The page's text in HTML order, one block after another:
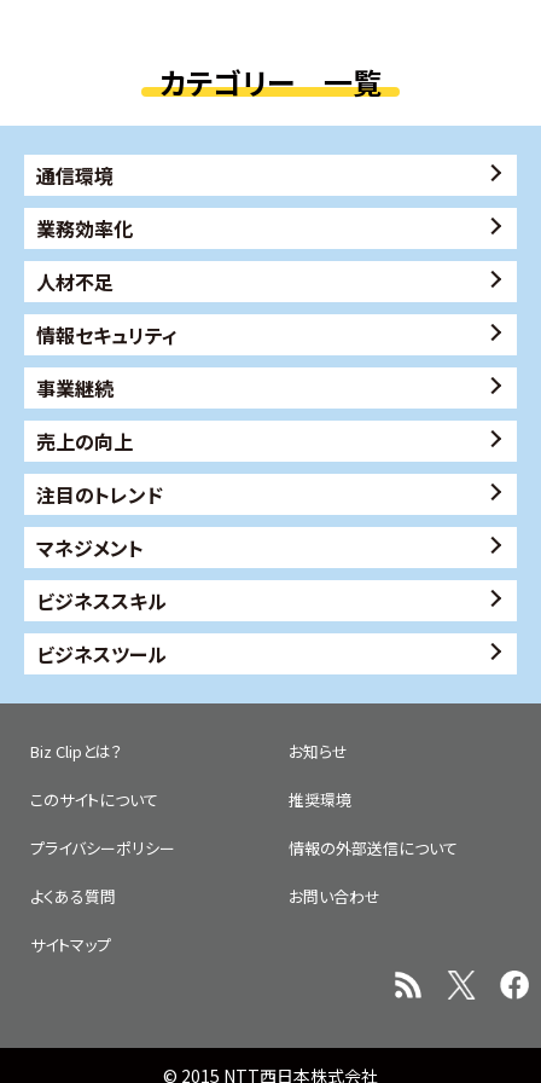
カテゴリー 一覧
通信環境
業務効率化
人材不足
情報セキュリティ
事業継続
売上の向上
注目のトレンド
マネジメント
ビジネススキル
ビジネスツール
Biz Clipとは？ お知らせ
このサイトについて 推奨環境
プライバシーポリシー 情報の外部送信について
よくある質問 お問い合わせ
サイトマップ
© 2015 NTT西日本株式会社